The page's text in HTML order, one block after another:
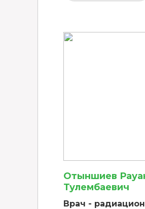
Отыншиев
Тулембаевич
Врач -